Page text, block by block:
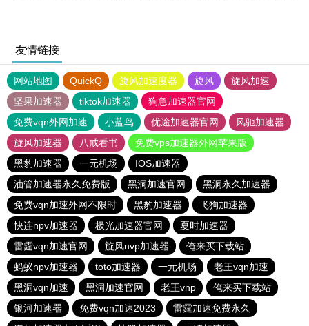
友情链接
网站地图 QuickQ 旋风加速度器 旋风
旋风加速
坚果加速器
tiktok加速器
狗急加速器官网
免费vqn外网加速
小蓝鸟 优途加速器官网
风驰加速器
旋风加速器
八戒看书
免费vps加速器外网苹果版
黑豹加速器
一元机场
IOS加速器
油管加速器永久免费版
黑洞加速官网
黑洞永久加速器
免费vqn加速外网不限时
黑豹加速器
飞狗加速器
快连npv加速器
极光加速器官网
夏时加速器
雷霆vqn加速官网
旋风nvp加速器
俺来买下载站
蚂蚁npv加速器
toto加速器 一元机场
老王vqn加速
黑洞vqn加速
黑洞加速官网 老王vnp
俺来买下载站
银河加速器
免费vqn加速2023
雷霆加速免费永久